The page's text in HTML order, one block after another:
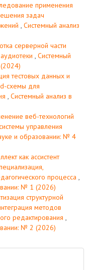
применения
задач
, Системный анализ
серверной части
, Системный
тестовых данных и
схемы для
, Системный анализ в
веб-технологий
управления
и образовании: № 4
как ассистент
процесса ,
№ 1 (2026)
структурной
методов
редактирования ,
№ 2 (2026)